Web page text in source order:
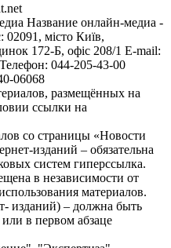
Название онлайн-медиа -
місто Київ,
172-Б, офіс 208/1 E-mail:
Телефон: 044-205-43-00
06068
размещённых на
ссылки на
со страницы «Новости
изданий – обязательна
систем гиперссылка.
в независимости от
материалов.
изданий) – должна быть
в первом абзаце